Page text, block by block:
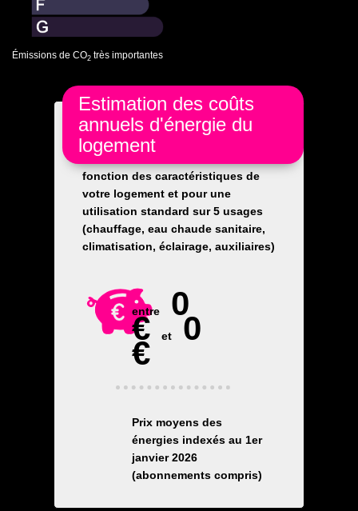
Émissions de CO2 très importantes
Estimation des coûts
annuels d'énergie du
logement
Les coûts sont estimés en
fonction des caractéristiques de
votre logement et pour une
utilisation standard sur 5 usages
(chauffage, eau chaude sanitaire,
climatisation, éclairage, auxiliaires)
entre 0
€ et 0
€
Prix moyens des
énergies indexés au 1er
janvier 2026
(abonnements compris)